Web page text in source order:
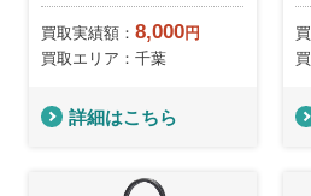
買取実績額：8,000円
買取エリア：千葉
詳細はこちら